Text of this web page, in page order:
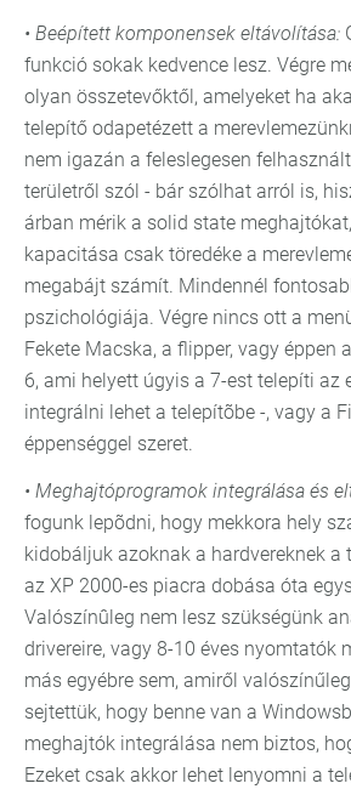
• Beépített komponensek eltávolítása:
funkció sokak kedvence lesz. Végre
olyan összetevőktől, amelyeket ha
telepítő odapetézett a
nem igazán a feleslegesen
területről szól - bár szólhat arról is,
árban mérik a solid state
kapacitása csak töredéke a
megabájt számít. Mindennél
pszichológiája. Végre nincs ott a
Fekete Macska, a flipper, vagy éppen
6, ami helyett úgyis a 7-est telepíti az
integrálni lehet a telepítõbe -, vagy a
éppenséggel szeret.
• Meghajtóprogramok integrálása és
fogunk lepõdni, hogy mekkora hely
kidobáljuk azoknak a hardvereknek a
az XP 2000-es piacra dobása óta
Valószínûleg nem lesz szükségünk
drivereire, vagy 8-10 éves nyomtatók
más egyébre sem, amiről
sejtettük, hogy benne van a
meghajtók integrálása nem biztos,
Ezeket csak akkor lehet lenyomni a